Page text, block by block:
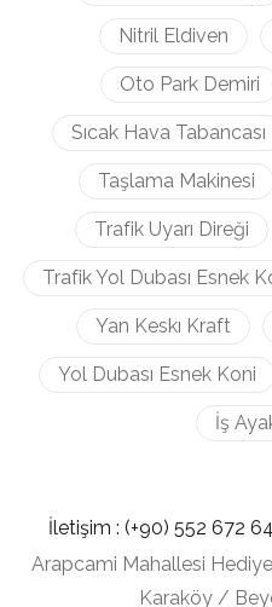
Nitril Eldiven
Oto Park Demiri
Sıcak Hava Tabancası
Taşlama Makinesi
Trafik Uyarı Direği
Trafik Yol Dubası Esnek
Yan Keskı Kraft
Yol Dubası Esnek Koni
İş
İletişim : (+90) 552 672
Arapcami Mahallesi
Karaköy /